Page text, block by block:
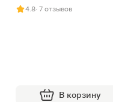
4.8· 7 отзывов
В корзину